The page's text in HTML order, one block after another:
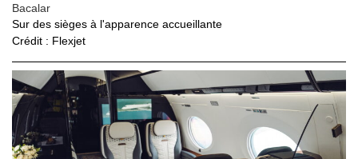
Bacalar
Sur des sièges à l'apparence accueillante
Crédit : Flexjet